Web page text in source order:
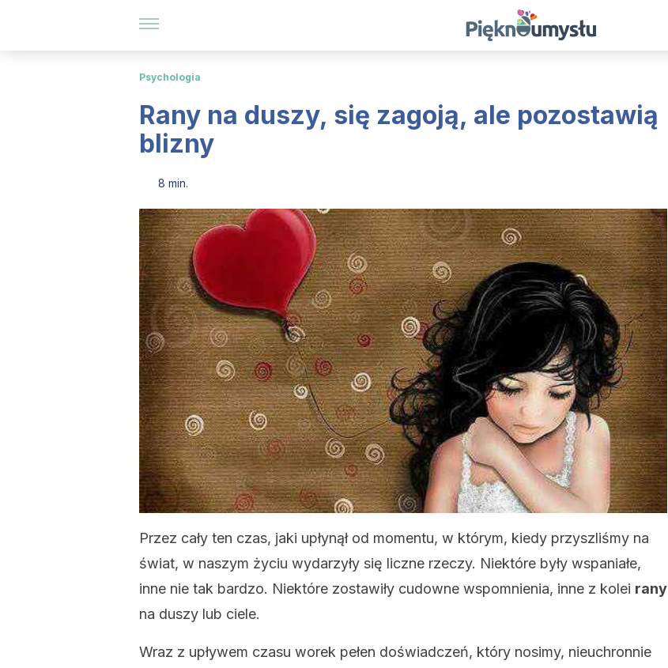
Psychologia
Rany na duszy, się zagoją, ale pozostawią
blizny
8 min.
Przez cały ten czas, jaki upłynął od momentu, w którym, kiedy przyszliśmy na
świat, w naszym życiu wydarzyły się liczne rzeczy. Niektóre były wspaniałe,
inne nie tak bardzo. Niektóre zostawiły cudowne wspomnienia, inne z kolei rany
na duszy lub ciele.
Wraz z upływem czasu worek pełen doświadczeń, który nosimy, nieuchronnie